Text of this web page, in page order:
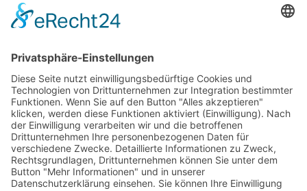
Mitglied des Deutschen Bundestages
Presse & Downloads
Pressemitteilungen
Pressefotos
BASis Info
Newsletter-Abo